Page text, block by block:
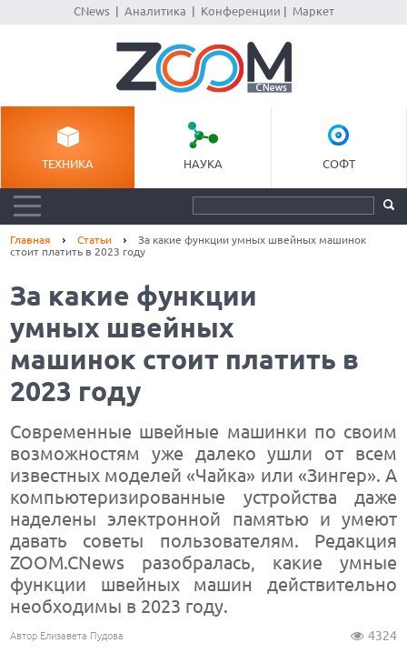
CNews| Аналитика Конференции Маркет
ТЕХНИКА НАУКА СОФТ
Главная Статьи
За какие функции умных швейных машинок
стоит платить в 2023 году
За какие функции
умных швейных
машинок стоит платить в
2023 году
Современные швейные машинки по своим
возможностям уже далеко ушли от всем
известных моделей «Чайка» или «Зингер». А
компьютеризированные устройства даже
наделены электронной памятью и умеют
давать советы пользователям. Редакция
ZOOM.CNews разобралась, какие умные
функции швейных машин действительно
необходимы в 2023 году.
Автор Елизавета Пудова 4324